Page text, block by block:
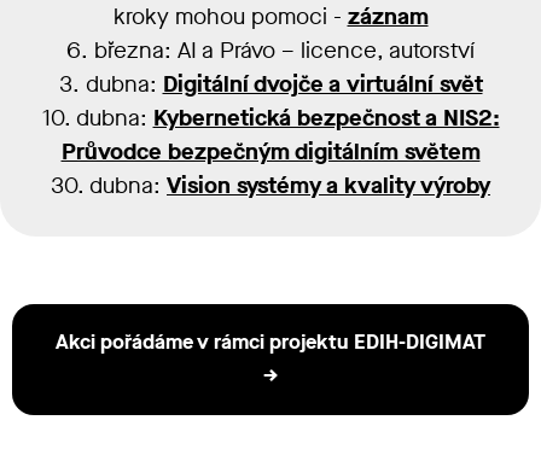
kroky mohou pomoci - záznam
6. března: AI a Právo – licence, autorství
3. dubna: Digitální dvojče a virtuální svět
10. dubna: Kybernetická bezpečnost a NIS2:
Průvodce bezpečným digitálním světem
30. dubna: Vision systémy a kvality výroby
Akci pořádáme v rámci projektu EDIH-DIGIMAT
→